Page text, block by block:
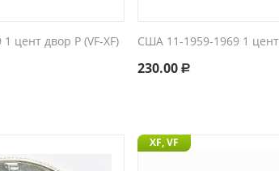
цент двор P (VF-XF) США 11-1959-1969 1 цент
230.00 Р
XF, VF